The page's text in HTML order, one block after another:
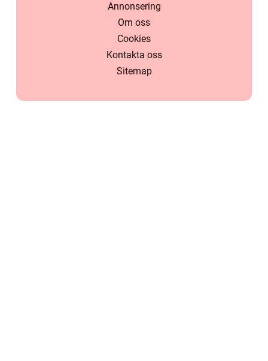
Annonsering
Om oss
Cookies
Kontakta oss
Sitemap